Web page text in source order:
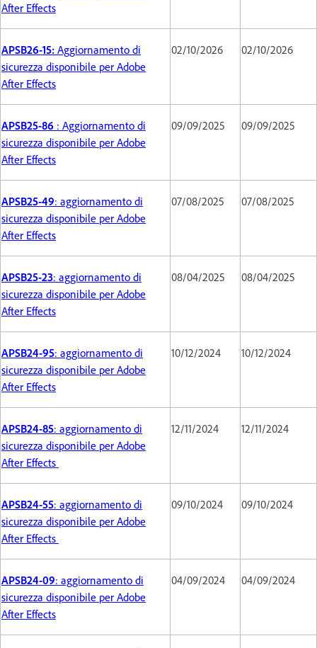
After Effects
APSB26-15: Aggiornamento di
sicurezza disponibile per Adobe
After Effects
02/10/2026 02/10/2026
APSB25-86 : Aggiornamento di
sicurezza disponibile per Adobe
After Effects
09/09/2025 09/09/2025
APSB25-49: aggiornamento di
sicurezza disponibile per Adobe
After Effects
07/08/2025 07/08/2025
APSB25-23: aggiornamento di
sicurezza disponibile per Adobe
After Effects
08/04/2025 08/04/2025
APSB24-95: aggiornamento di
sicurezza disponibile per Adobe
After Effects
10/12/2024 10/12/2024
APSB24-85: aggiornamento di
sicurezza disponibile per Adobe
After Effects
12/11/2024 12/11/2024
APSB24-55: aggiornamento di
sicurezza disponibile per Adobe
After Effects
09/10/2024 09/10/2024
APSB24-09: aggiornamento di
sicurezza disponibile per Adobe
After Effects
04/09/2024 04/09/2024